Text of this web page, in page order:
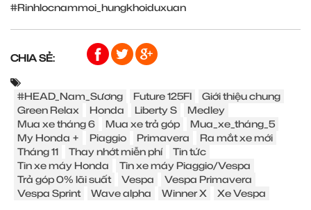
#Rinhlocnammoi_hungkhoiduxuan
CHIA SẺ:
#HEAD_Nam_Sương Future 125FI
Giới thiệu chung
Green Relax
Honda Liberty S
Medley
Mua xe tháng 6
Mua xe trả góp
Mua_xe_tháng_5
My Honda +
Piaggio Primavera
Ra mắt xe mới
Tháng 11
Thay nhớt miễn phí
Tin tức
Tin xe máy Honda
Tin xe máy Piaggio/Vespa
Trả góp 0% lãi suất
Vespa
Vespa Primavera
Vespa Sprint
Wave alpha Winner X Xe Vespa